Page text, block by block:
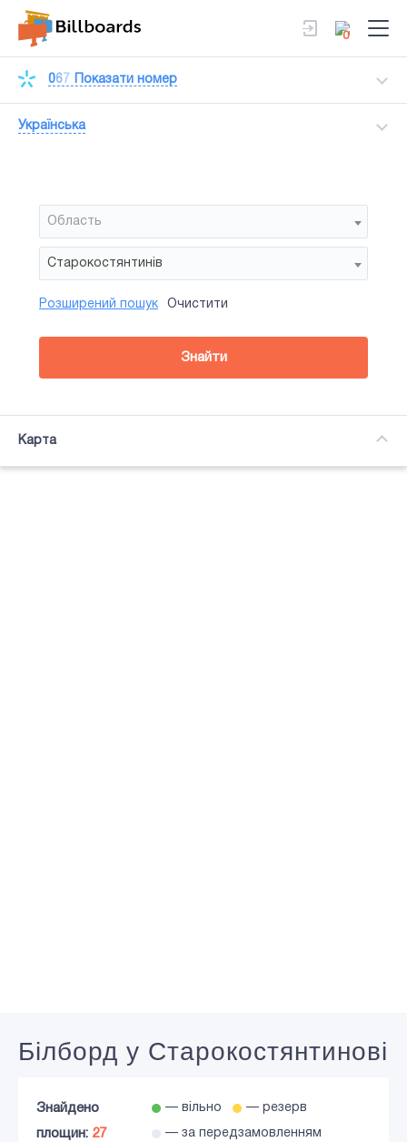
0
067 Показати номер
Українська
Область
Старокостянтинів
Район
Сторона
Усi
Підсвітка
Розширений пошук Очистити
Знайти
Карта
Білборд у Старокостянтинові
Знайдено
площин: 27
— вільно — резерв
— за передзамовленням